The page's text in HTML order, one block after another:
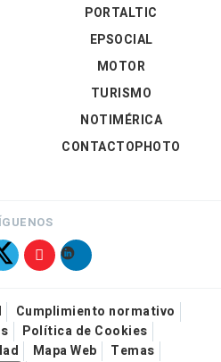
PORTALTIC
EPSOCIAL
MOTOR
TURISMO
NOTIMÉRICA
CONTACTOPHOTO
Cumplimiento normativo
Política de Cookies
Mapa Web Temas